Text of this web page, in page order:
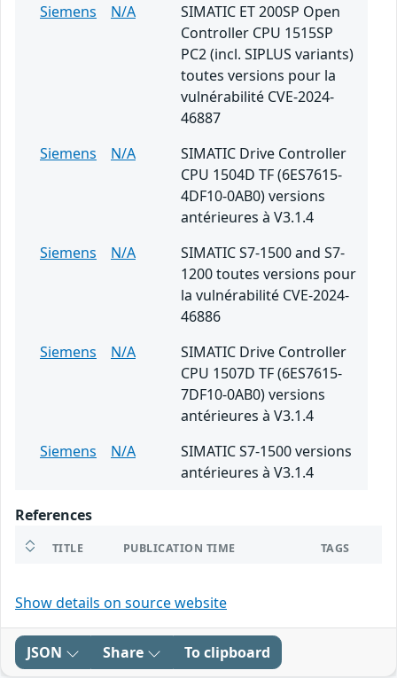
Siemens N/A
SIMATIC ET 200SP Open
Controller CPU 1515SP
PC2 (incl. SIPLUS variants)
toutes versions pour la
vulnérabilité CVE-2024-
46887
Siemens
N/A
SIMATIC Drive Controller
CPU 1504D TF (6ES7615-
4DF10-0AB0) versions
antérieures à V3.1.4
Siemens
N/A
SIMATIC S7-1500 and S7-
1200 toutes versions pour
la vulnérabilité CVE-2024-
46886
Siemens
N/A
SIMATIC Drive Controller
CPU 1507D TF (6ES7615-
7DF10-0AB0) versions
antérieures à V3.1.4
Siemens
N/A
SIMATIC S7-1500 versions
antérieures à V3.1.4
References
TITLE PUBLICATION TIME TAGS
Show details on source website
JSON Share To clipboard